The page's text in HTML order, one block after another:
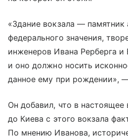
«Здание вокзала — памятник
федерального значения,
инженеров Ивана Рерберга
и оно должно носить
данное ему при рождении», —
Он добавил, что в настоящее
до Киева с этого вокзала
По мнению Иванова,